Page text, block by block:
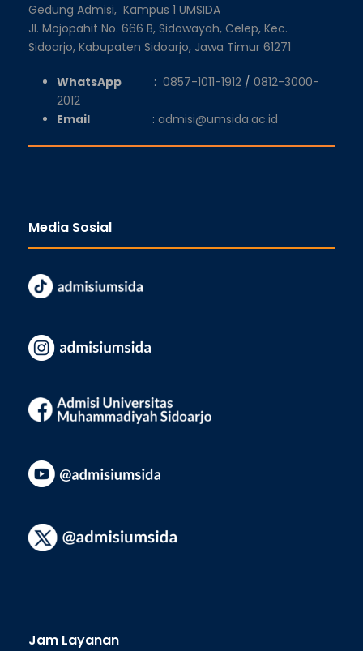
Gedung Admisi, Kampus 1 UMSIDA
Jl. Mojopahit No. 666 B, Sidowayah, Celep, Kec.
Sidoarjo, Kabupaten Sidoarjo, Jawa Timur 61271
WhatsApp : 0857-1011-1912 / 0812-3000-
2012
Email
: admisi@umsida.ac.id
Media Sosial
Jam Layanan